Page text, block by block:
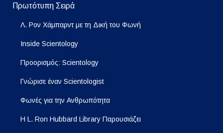
Πρωτότυπη Σειρά
Λ. Ρον Χάμπαρντ με τη Δική του Φωνή
Inside Scientology
Προορισμός: Scientology
Γνώρισε έναν Scientologist
Φωνές για την Ανθρωπότητα
Η L. Ron Hubbard Library Παρουσιάζει